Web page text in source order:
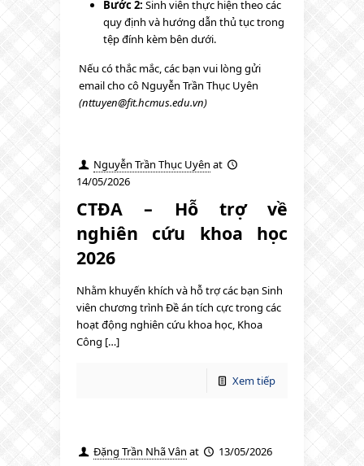
Bước 2: Sinh viên thực hiện theo các
quy định và hướng dẫn thủ tục trong
tệp đính kèm bên dưới.
Nếu có thắc mắc, các bạn vui lòng gửi
email cho cô Nguyễn Trần Thục Uyên
(nttuyen@fit.hcmus.edu.vn)
Nguyễn Trần Thục Uyên at
14/05/2026
CTĐA – Hỗ trợ về
nghiên cứu khoa học
2026
Nhằm khuyến khích và hỗ trợ các bạn Sinh
viên chương trình Đề án tích cực trong các
hoạt động nghiên cứu khoa học, Khoa
Công […]
Xem tiếp
Đặng Trần Nhã Vân at 13/05/2026